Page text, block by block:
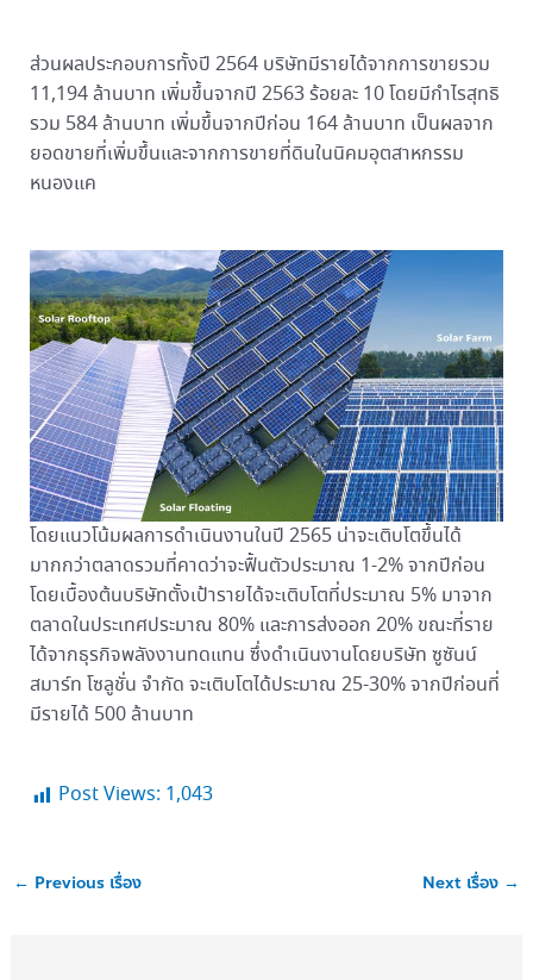
ส่วนผลประกอบการทั้งปี 2564 บริษัทมีรายได้จากการขายรวม
11,194 ล้านบาท เพิ่มขึ้นจากปี 2563 ร้อยละ 10 โดยมีกำไรสุทธิ
รวม 584 ล้านบาท เพิ่มขึ้นจากปีก่อน 164 ล้านบาท เป็นผลจาก
ยอดขายที่เพิ่มขึ้นและจากการขายที่ดินในนิคมอุตสาหกรรม
หนองแค
โดยแนวโน้มผลการดำเนินงานในปี 2565 น่าจะเติบโตขึ้นได้
มากกว่าตลาดรวมที่คาดว่าจะฟื้นตัวประมาณ 1-2% จากปีก่อน
โดยเบื้องต้นบริษัทตั้งเป้ารายได้จะเติบโตที่ประมาณ 5% มาจาก
ตลาดในประเทศประมาณ 80% และการส่งออก 20% ขณะที่ราย
ได้จากธุรกิจพลังงานทดแทน ซึ่งดำเนินงานโดยบริษัท ซูซันน์
สมาร์ท โซลูชั่น จำกัด จะเติบโตได้ประมาณ 25-30% จากปีก่อนที่
มีรายได้ 500 ล้านบาท
Post Views: 1,043
← Previous เรื่อง Next เรื่อง →